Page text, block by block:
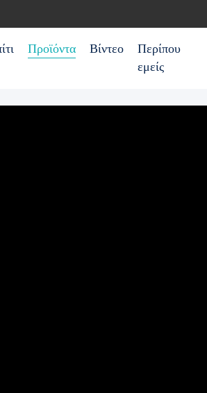
Προϊόντα Βίντεο
Περίπου
εμείς